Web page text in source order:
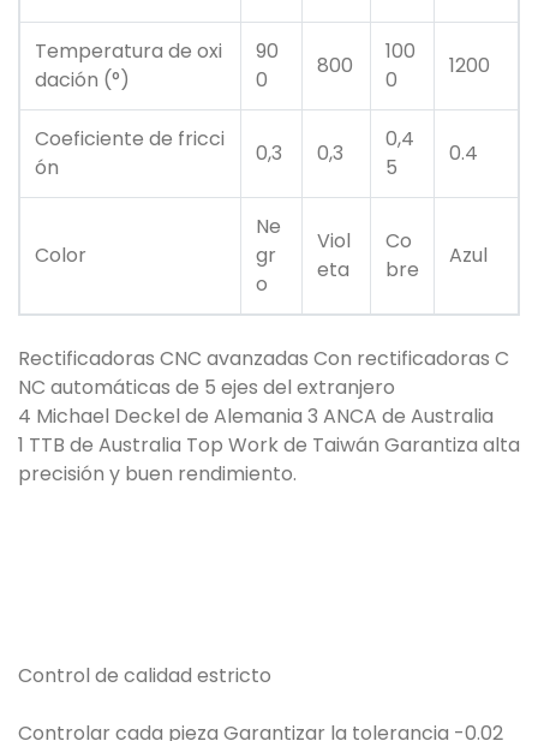
Temperatura de oxi
dación (°)
90
0
800
100
0
1200
Coeficiente de fricci
ón
0,3 0,3
0,4
5
0.4
Color
Ne
gr
o
Viol
eta
Co
bre
Azul
Rectificadoras CNC avanzadas Con rectificadoras C
NC automáticas de 5 ejes del extranjero
4 Michael Deckel de Alemania 3 ANCA de Australia
1 TTB de Australia Top Work de Taiwán Garantiza alta
precisión y buen rendimiento.
Control de calidad estricto
Controlar cada pieza Garantizar la tolerancia -0.02